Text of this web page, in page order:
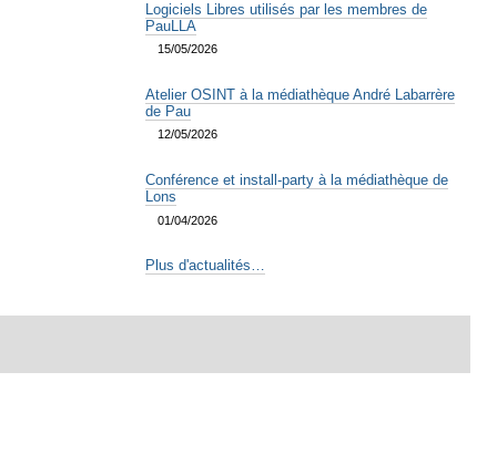
Logiciels Libres utilisés par les membres de
PauLLA
15/05/2026
Atelier OSINT à la médiathèque André Labarrère
de Pau
12/05/2026
Conférence et install-party à la médiathèque de
Lons
01/04/2026
Plus d'actualités…